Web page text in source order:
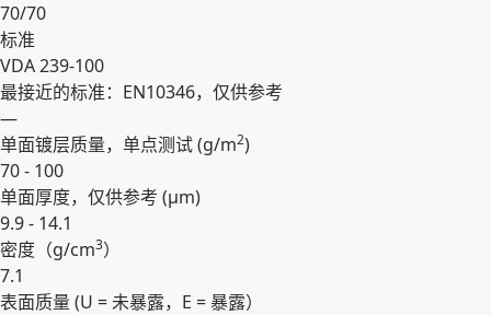
70/70
标准
VDA 239-100
最接近的标准：EN10346，仅供参考
—
单面镀层质量，单点测试 (g/m2)
70 - 100
单面厚度，仅供参考 (µm)
9.9 - 14.1
密度（g/cm3）
7.1
表面质量 (U = 未暴露，E = 暴露）